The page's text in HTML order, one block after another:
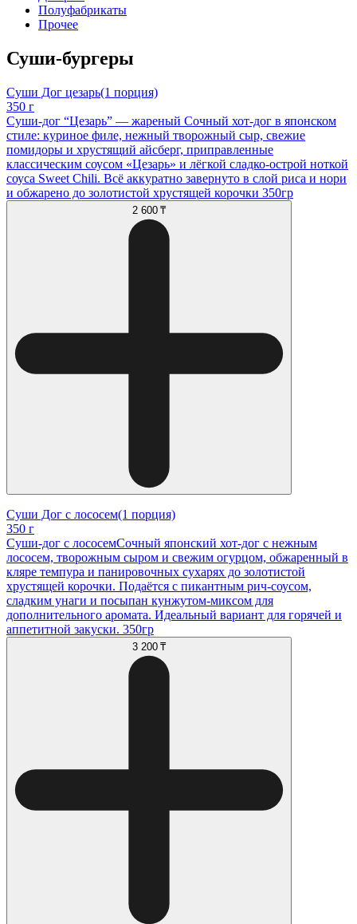
Полуфабрикаты
Прочее
Суши-бургеры
Суши Дог цезарь(1 порция)
350 г
Суши-дог “Цезарь” — жареный Сочный хот-дог в японском
стиле: куриное филе, нежный творожный сыр, свежие
помидоры и хрустящий айсберг, приправленные
классическим соусом «Цезарь» и лёгкой сладко-острой ноткой
соуса Sweet Chili. Всё аккуратно завернуто в слой риса и нори
и обжарено до золотистой хрустящей корочки 350гр
2 600 ₸
Суши Дог с лососем(1 порция)
350 г
Суши-дог с лососемСочный японский хот-дог с нежным
лососем, творожным сыром и свежим огурцом, обжаренный в
кляре темпура и панировочных сухарях до золотистой
хрустящей корочки. Подаётся с пикантным рич-соусом,
сладким унаги и посыпан кунжутом-миксом для
дополнительного аромата. Идеальный вариант для горячей и
аппетитной закуски. 350гр
3 200 ₸